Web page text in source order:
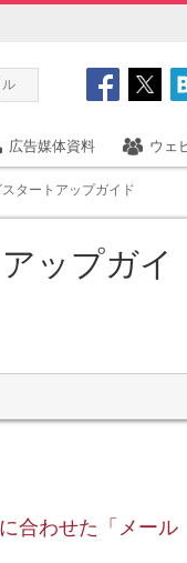
ル
広告媒体資料 ウェ
タートアップガイド
ップガイ
合わせた「メール